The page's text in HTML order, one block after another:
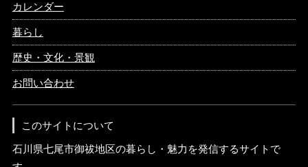
カレンダー
暮らし
歴史・文化・景観
お問い合わせ
このサイトについて
石川県七尾市御祓地区の暮らし・魅力を発信するサイトで